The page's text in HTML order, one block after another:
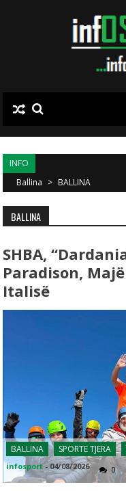
INFO
Ballina > BALLINA
BALLINA
SHBA,
Paradison,
Italisë
BALLINA SPORTE TJERA
infosport - 04/08/2026 0